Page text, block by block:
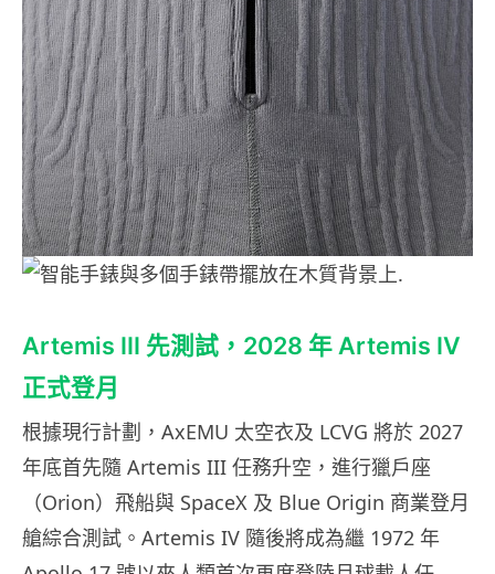
Artemis III 先測試，2028 年 Artemis IV
正式登月
根據現行計劃，AxEMU 太空衣及 LCVG 將於 2027
年底首先隨 Artemis III 任務升空，進行獵戶座
（Orion）飛船與 SpaceX 及 Blue Origin 商業登月
艙綜合測試。Artemis IV 隨後將成為繼 1972 年